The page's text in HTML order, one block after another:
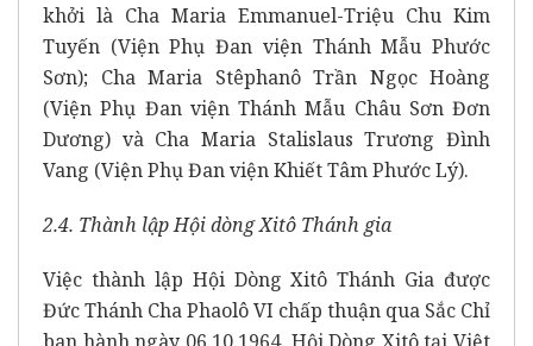
khởi là Cha Maria Emmanuel-Triệu Chu Kim
Tuyến (Viện Phụ Đan viện Thánh Mẫu Phước
Sơn); Cha Maria Stêphanô Trần Ngọc Hoàng
(Viện Phụ Đan viện Thánh Mẫu Châu Sơn Đơn
Dương) và Cha Maria Stalislaus Trương Đình
Vang (Viện Phụ Đan viện Khiết Tâm Phước Lý).
2.4. Thành lập Hội dòng Xitô Thánh gia
Việc thành lập Hội Dòng Xitô Thánh Gia được
Đức Thánh Cha Phaolô VI chấp thuận qua Sắc Chỉ